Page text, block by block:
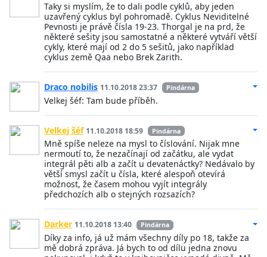
Taky si myslím, že to dali podle cyklů, aby jeden
uzavřený cyklus byl pohromadě. Cyklus Neviditelné
Pevnosti je právě čísla 19-23. Thorgal je na prd, že
některé sešity jsou samostatné a některé vytváří větší
cykly, které mají od 2 do 5 sešitů, jako například
cyklus země Qaa nebo Brek Zarith.
Draco nobilis 11.10.2018 23:37 Pindárna
Velkej šéf: Tam bude příběh.
Velkej šéf 11.10.2018 18:59 Pindárna
Mně spíše neleze na mysl to číslování. Nijak mne
nermoutí to, že nezačínají od začátku, ale vydat
integrál pěti alb a začít u devatenáctky? Nedávalo by
větší smysl začít u čísla, které alespoň otevírá
možnost, že časem mohou vyjít integrály
předchozích alb o stejných rozsazích?
Darker 11.10.2018 13:40 Pindárna
Díky za info, já už mám všechny díly po 18, takže za
mě dobrá zpráva. Já bych to od dílu jedna znovu